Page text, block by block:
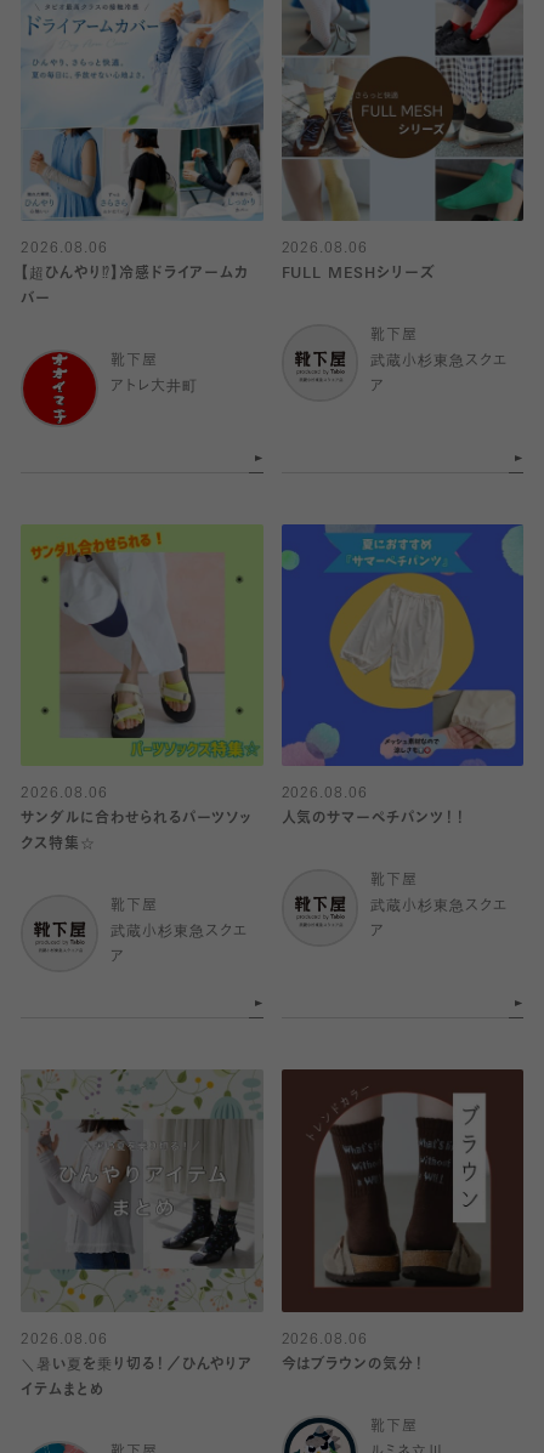
2026.08.06
【超ひんやり⁉︎】冷感ドライアームカ
バー
靴下屋
アトレ大井町
2026.08.06
FULL MESHシリーズ
靴下屋
武蔵小杉東急スクエ
ア
2026.08.06
サンダルに合わせられるパーツソッ
クス特集☆
靴下屋
武蔵小杉東急スクエ
ア
2026.08.06
人気のサマーペチパンツ！！
靴下屋
武蔵小杉東急スクエ
ア
2026.08.06
＼暑い夏を乗り切る！／ひんやりア
イテムまとめ
2026.08.06
今はブラウンの気分！
靴下屋